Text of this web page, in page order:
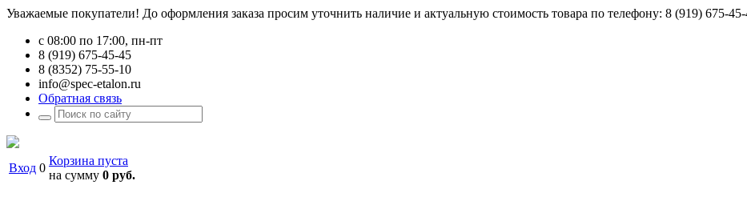
Уважаемые покупатели! До оформления заказа просим уточнить наличие и актуальную стоимость товара по телефону: 8 (919) 675-
с 08:00 по 17:00, пн-пт
8 (919) 675-45-45
8 (8352) 75-55-10
info@spec-etalon.ru
Обратная связь
Вход 0
Корзина пуста
на сумму 0 руб.